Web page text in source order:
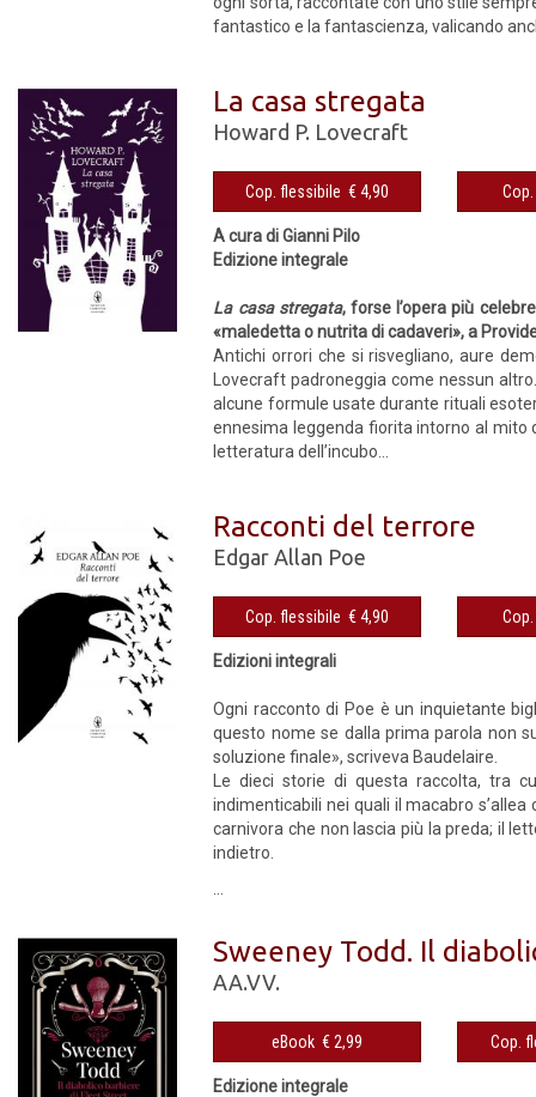
fantastico e la fantascienza, valicando
La casa stregata
Howard P. Lovecraft
Cop. flessibile € 4,90
A cura di Gianni Pilo
Edizione integrale
La casa stregata, forse l’opera più
«maledetta o nutrita di cadaveri», a
Antichi orrori che si risvegliano, aure
Lovecraft padroneggia come nessun
alcune formule usate durante rituali
ennesima leggenda fiorita intorno al mito
letteratura dell’incubo...
Racconti del terrore
Edgar Allan Poe
Cop. flessibile € 4,90
Edizioni integrali
Ogni racconto di Poe è un inquietante
questo nome se dalla prima parola non
soluzione finale», scriveva Baudelaire.
Le dieci storie di questa raccolta, tra
indimenticabili nei quali il macabro
carnivora che non lascia più la preda; il
indietro.
Sweeney Todd. Il
AA.VV.
eBook € 2,99
Edizione integrale